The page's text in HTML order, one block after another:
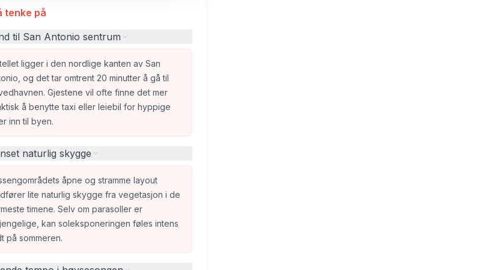
tenke på
til San Antonio sentrum
ligger i den nordlige kanten av San
og det tar omtrent 20 minutter å gå til
Gjestene vil ofte finne det mer
å benytte taxi eller leiebil for hyppige
inn til byen.
naturlig skygge
åpne og stramme layout
lite naturlig skygge fra vegetasjon i de
timene. Selv om parasoller er
kan soleksponeringen føles intens
på sommeren.